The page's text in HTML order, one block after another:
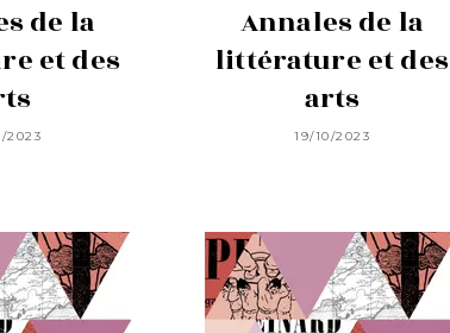
de la
et des
2023
Annales de la
littérature et des
arts
19/10/2023